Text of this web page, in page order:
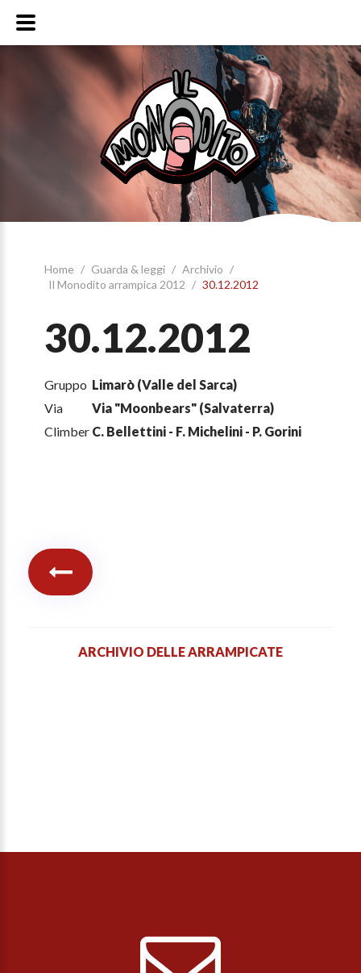
Home / Guarda & leggi / Archivio /
Il Monodito arrampica 2012 / 30.12.2012
30.12.2012
Gruppo Limarò (Valle del Sarca)
Via
Via "Moonbears" (Salvaterra)
Climber C. Bellettini - F. Michelini - P. Gorini
ARCHIVIO DELLE ARRAMPICATE